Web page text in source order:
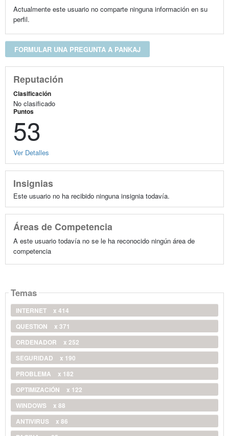
Actualmente este usuario no comparte ninguna información en su
perfil.
FORMULAR UNA PREGUNTA A PANKAJ
Reputación
Clasificación
No clasificado
Puntos
53
Ver Detalles
Insignias
Este usuario no ha recibido ninguna insignia todavía.
Áreas de Competencia
A este usuario todavía no se le ha reconocido ningún área de
competencia
Temas
INTERNET
x 414
QUESTION
x 371
ORDENADOR
x 252
SEGURIDAD
x 190
PROBLEMA
x 182
OPTIMIZACIÓN
x 122
WINDOWS
x 88
ANTIVIRUS
x 86